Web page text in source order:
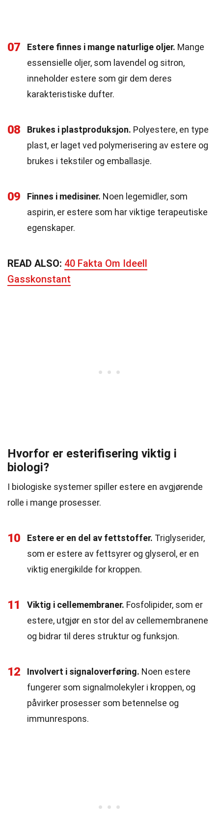
07 Estere finnes i mange naturlige oljer. Mange
essensielle oljer, som lavendel og sitron,
inneholder estere som gir dem deres
karakteristiske dufter.
08 Brukes i plastproduksjon. Polyestere, en type
plast, er laget ved polymerisering av estere og
brukes i tekstiler og emballasje.
09 Finnes i medisiner. Noen legemidler, som
aspirin, er estere som har viktige terapeutiske
egenskaper.
READ ALSO: 40 Fakta Om Ideell
Gasskonstant
Hvorfor er esterifisering viktig i
biologi?
I biologiske systemer spiller estere en avgjørende
rolle i mange prosesser.
10 Estere er en del av fettstoffer. Triglyserider,
som er estere av fettsyrer og glyserol, er en
viktig energikilde for kroppen.
11 Viktig i cellemembraner. Fosfolipider, som er
estere, utgjør en stor del av cellemembranene
og bidrar til deres struktur og funksjon.
12 Involvert i signaloverføring. Noen estere
fungerer som signalmolekyler i kroppen, og
påvirker prosesser som betennelse og
immunrespons.